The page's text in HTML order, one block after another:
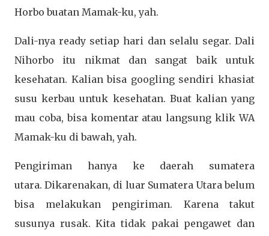
Horbo buatan Mamak-ku, yah.
Dali-nya ready setiap hari dan selalu segar. Dali
Nihorbo itu nikmat dan sangat baik untuk
kesehatan. Kalian bisa googling sendiri khasiat
susu kerbau untuk kesehatan. Buat kalian yang
mau coba, bisa komentar atau langsung klik WA
Mamak-ku di bawah, yah.
Pengiriman hanya ke daerah sumatera
utara. Dikarenakan, di luar Sumatera Utara belum
bisa melakukan pengiriman. Karena takut
susunya rusak. Kita tidak pakai pengawet dan